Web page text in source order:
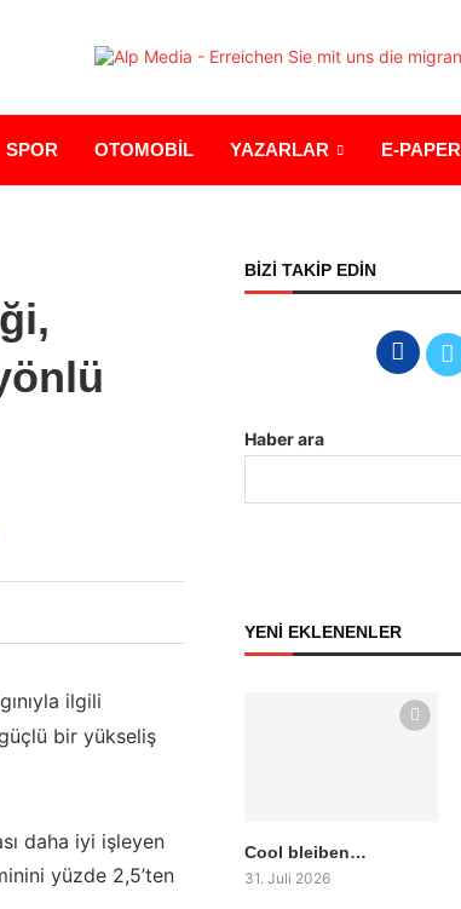
SPOR OTOMOBİL YAZARLAR E-PAPER
ilgili
bir yükseliş
daha iyi işleyen
yüzde 2,5’ten
BİZİ TAKİP EDİN
Haber ara
YENİ EKLENENLER
Cool bleiben…
31. Juli 2026